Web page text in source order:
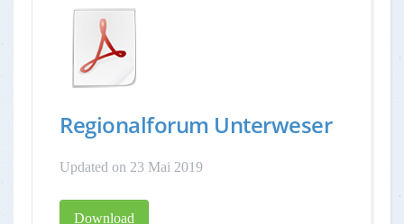
Regionalforum Unterweser
Updated on 23 Mai 2019
Download